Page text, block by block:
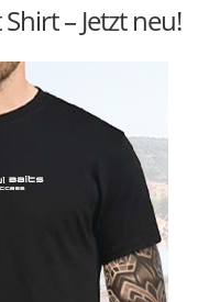
– Jetzt neu!